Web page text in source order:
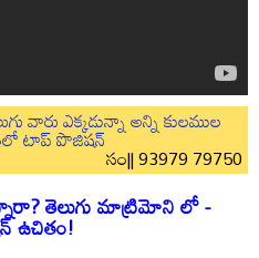
వారు ఎక్కడున్నా అన్ని కులముల
టాప్ పొజిషన్
సం|| 93979 79750
తెలుగు మాట్రిమోని లో -
ఉచితం!